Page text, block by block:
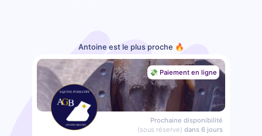
Antoine est le plus proche 🔥
💸 Paiement en ligne
Prochaine disponibilité
(sous réserve) dans 6 jours